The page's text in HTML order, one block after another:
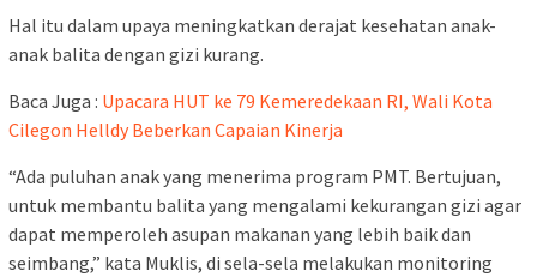
Hal itu dalam upaya meningkatkan derajat kesehatan anak-
anak balita dengan gizi kurang.
Baca Juga : Upacara HUT ke 79 Kemeredekaan RI, Wali Kota
Cilegon Helldy Beberkan Capaian Kinerja
“Ada puluhan anak yang menerima program PMT. Bertujuan,
untuk membantu balita yang mengalami kekurangan gizi agar
dapat memperoleh asupan makanan yang lebih baik dan
seimbang,” kata Muklis, di sela-sela melakukan monitoring